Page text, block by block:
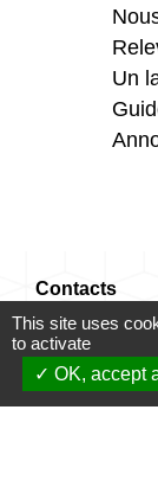
Un
Contacts
Commune
72 Grande
28240
This site uses
to activate
OK, accept